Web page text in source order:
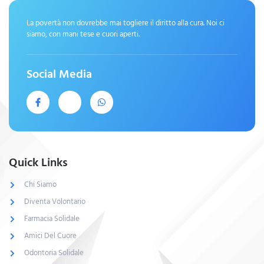
La povertà non dovrebbe mai togliere il diritto alla cura. Noi ci
siamo, con mani tese e cuori aperti.
Social Media
Quick Links
Chi Siamo
Diventa Volontario
Farmacia Solidale
Amici Del Cuore
Odontoria Solidale